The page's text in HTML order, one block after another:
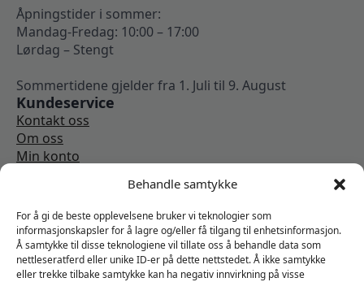
Behandle samtykke
For å gi de beste opplevelsene bruker vi teknologier som
informasjonskapsler for å lagre og/eller få tilgang til enhetsinformasjon.
Å samtykke til disse teknologiene vil tillate oss å behandle data som
nettleseratferd eller unike ID-er på dette nettstedet. Å ikke samtykke
eller trekke tilbake samtykke kan ha negativ innvirkning på visse
Åpningstider i sommer:
Mandag-Fredag: 10:00 – 17:00
Lørdag – Stengt
Sommertidene gjelder fra 1. Juli til 9. August
Kundeservice
Kontakt oss
Om oss
Min konto
Vi er sosiale